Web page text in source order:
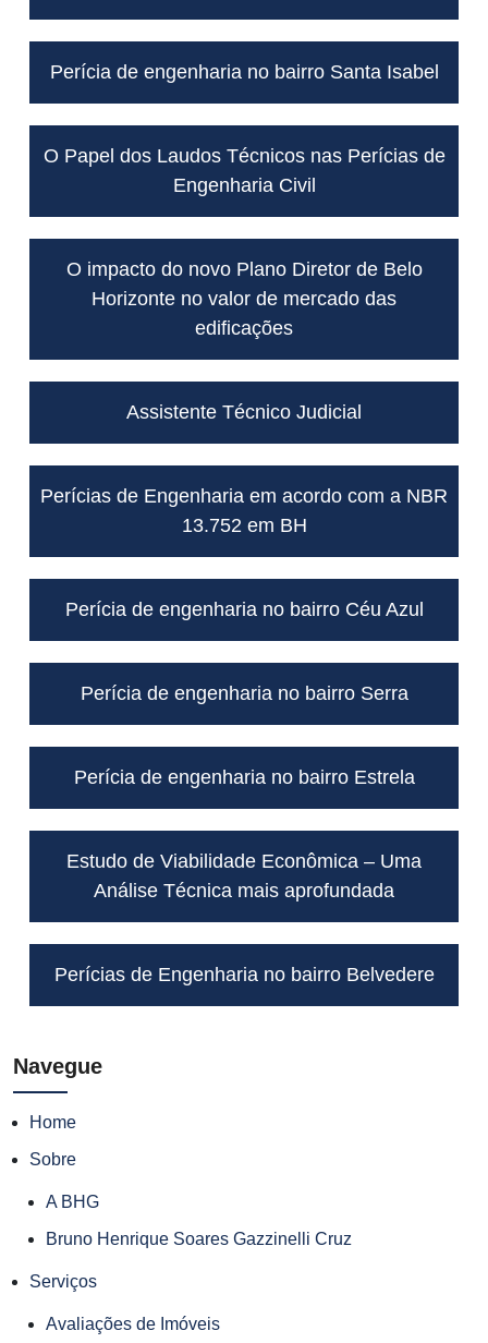
Perícia de engenharia no bairro Santa Isabel
O Papel dos Laudos Técnicos nas Perícias de
Engenharia Civil
O impacto do novo Plano Diretor de Belo
Horizonte no valor de mercado das
edificações
Assistente Técnico Judicial
Perícias de Engenharia em acordo com a NBR
13.752 em BH
Perícia de engenharia no bairro Céu Azul
Perícia de engenharia no bairro Serra
Perícia de engenharia no bairro Estrela
Estudo de Viabilidade Econômica – Uma
Análise Técnica mais aprofundada
Perícias de Engenharia no bairro Belvedere
Navegue
Home
Sobre
A BHG
Bruno Henrique Soares Gazzinelli Cruz
Serviços
Avaliações de Imóveis